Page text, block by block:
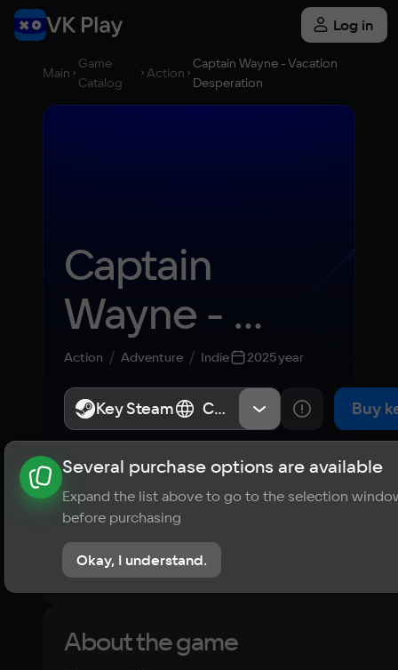
Log in
Main
Game
Catalog
Action
Captain Wayne - Vacation
Desperation
Captain
Wayne -
Vacation
Desperation
Action Adventure Indie 2025 year
Key Steam СНГ, Россия Buy
About the game News Requirements
? Player ratings
No reviews
About the game
Key Steam СНГ, Россия
Several purchase options are available
Expand the list above to go to the selection
before purchasing
Okay, I understand.